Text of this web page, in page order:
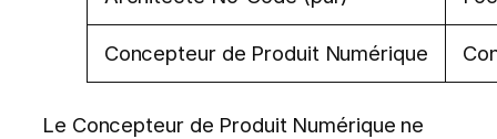
Concepteur de Produit Numérique
Le Concepteur de Produit Numérique ne